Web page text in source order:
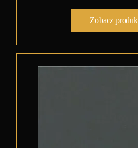
Zobacz